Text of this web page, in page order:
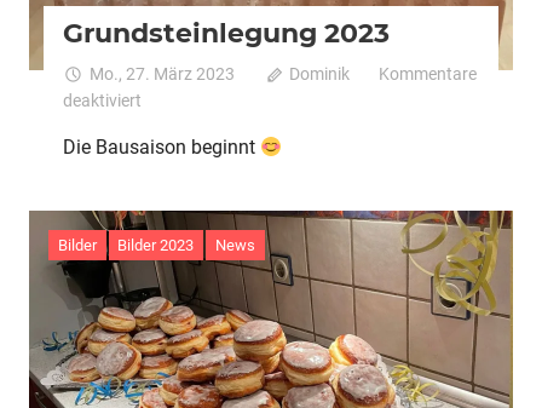
Grundsteinlegung 2023
Mo., 27. März 2023 Dominik
Kommentare
deaktiviert
2023
Die Bausaison beginnt
Bilder Bilder 2023 News